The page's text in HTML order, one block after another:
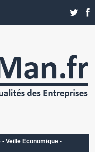
Veille Economique -